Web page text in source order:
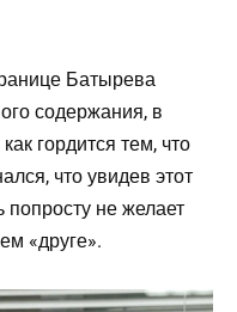
Батырева
содержания, в
гордится тем, что
что увидев этот
не желает
«друге».